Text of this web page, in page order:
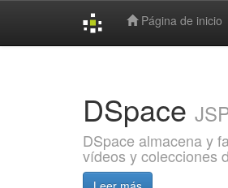
Página de inicio
DSpace
DSpace almacena y
vídeos y colecciones